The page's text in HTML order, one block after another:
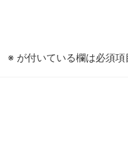
※ が付いている欄は必須項